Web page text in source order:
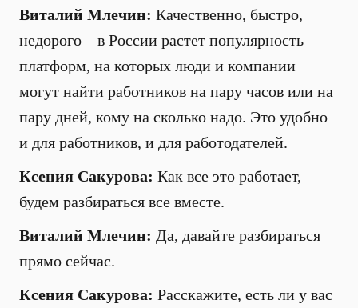
Виталий Млечин: Качественно, быстро,
недорого – в России растет популярность
платформ, на которых люди и компании
могут найти работников на пару часов или на
пару дней, кому на сколько надо. Это удобно
и для работников, и для работодателей.
Ксения Сакурова: Как все это работает,
будем разбираться все вместе.
Виталий Млечин: Да, давайте разбираться
прямо сейчас.
Ксения Сакурова: Расскажите, есть ли у вас